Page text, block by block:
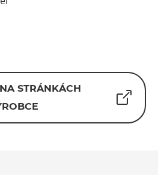
STRÁNKÁCH